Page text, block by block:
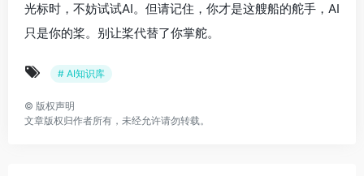
光标时，不妨试试AI。但请记住，你才是这艘船的舵手，AI
只是你的桨。别让桨代替了你掌舵。
# AI知识库
© 版权声明
文章版权归作者所有，未经允许请勿转载。